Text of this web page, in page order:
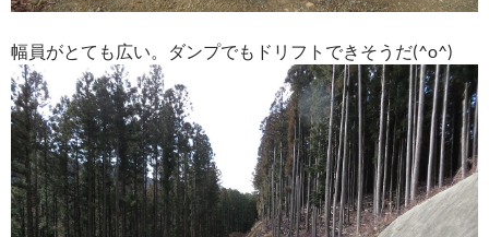
幅員がとても広い。ダンプでもドリフトできそうだ(^o^)